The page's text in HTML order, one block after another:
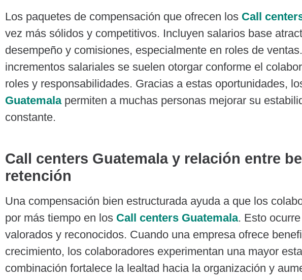
Los paquetes de compensación que ofrecen los Call
vez más sólidos y competitivos. Incluyen salarios base
desempeño y comisiones, especialmente en roles de
incrementos salariales se suelen otorgar conforme el
roles y responsabilidades. Gracias a estas oportunidades,
Guatemalapermiten a muchas personas mejorar su
constante.
Call centers Guatemalay relación entre
retención
Una compensación bien estructurada ayuda a que los
por más tiempo en los Call centers Guatemala. Esto
valorados y reconocidos. Cuando una empresa ofrece
crecimiento, los colaboradores experimentan una mayor
combinación fortalece la lealtad hacia la organización y